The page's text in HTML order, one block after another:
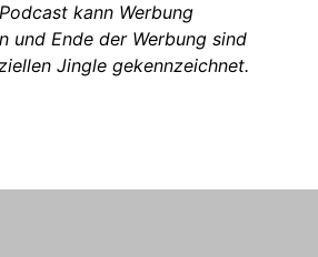
kann Werbung
und Ende der Werbung sind
Jingle gekennzeichnet.